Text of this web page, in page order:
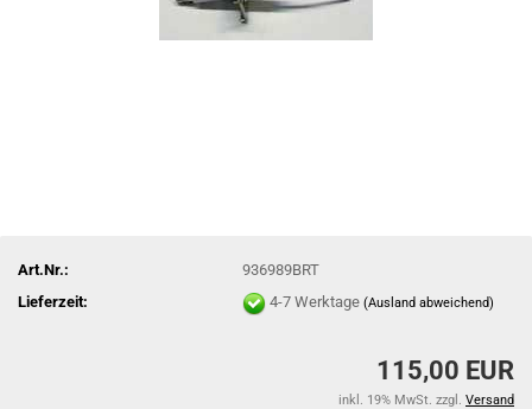
Art.Nr.:
936989BRT
Lieferzeit:
4-7 Werktage(Ausland abweichend)
115,00 EUR
inkl. 19% MwSt. zzgl. Versand